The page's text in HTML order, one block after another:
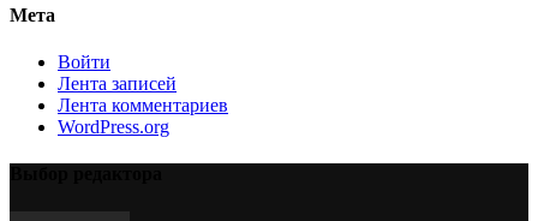
Мета
Войти
Лента записей
Лента комментариев
WordPress.org